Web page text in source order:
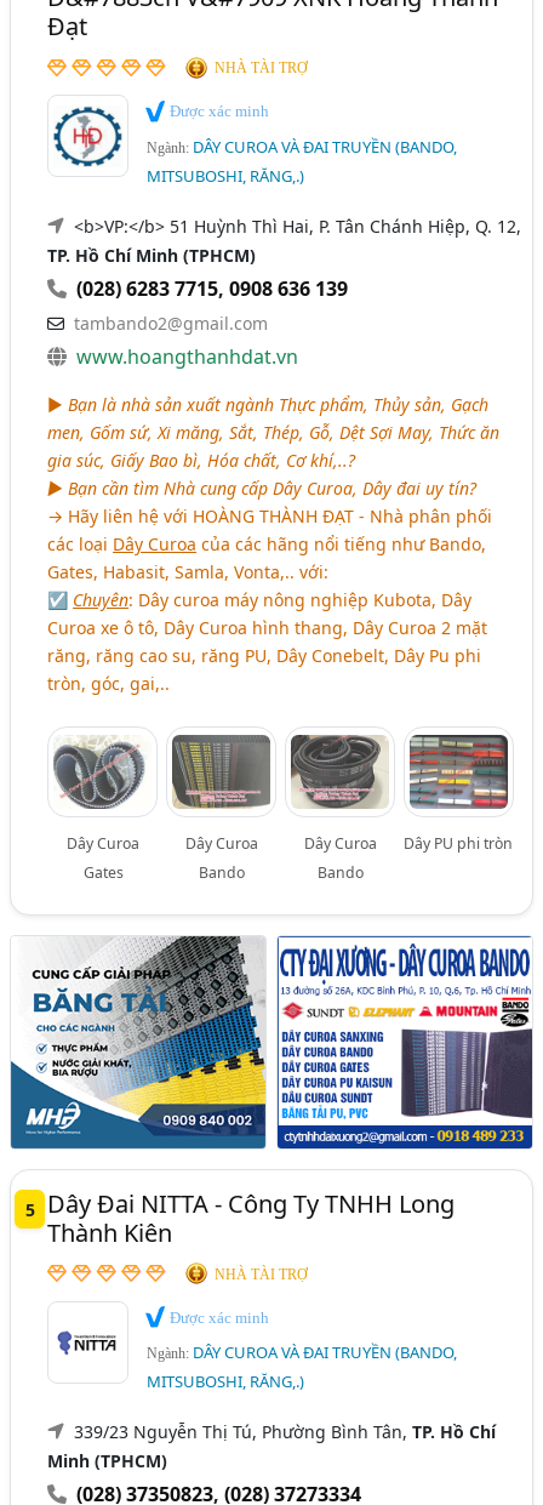
Đạt
NHÀ TÀI TRỢ
Được xác minh
Ngành: DÂY CUROA VÀ ĐAI TRUYỀN (BANDO,
MITSUBOSHI, RĂNG,.)
<b>VP:</b> 51 Huỳnh Thì Hai, P. Tân Chánh Hiệp, Q. 12,
TP. Hồ Chí Minh (TPHCM)
(028) 6283 7715,0908 636 139
tambando2@gmail.com
www.hoangthanhdat.vn
►Bạn là nhà sản xuất ngành Thực phẩm, Thủy sản, Gạch
men, Gốm sứ, Xi măng, Sắt, Thép, Gỗ, Dệt Sợi May, Thức ăn
gia súc, Giấy Bao bì, Hóa chất, Cơ khí,..?
► Bạn cần tìm Nhà cung cấp Dây Curoa, Dây đai uy tín?
→ Hãy liên hệ với HOÀNG THÀNH ĐẠT - Nhà phân phối
các loại Dây Curoa của các hãng nổi tiếng như Bando,
Gates, Habasit, Samla, Vonta,.. với:
☑ Chuyên: Dây curoa máy nông nghiệp Kubota, Dây
Curoa xe ô tô, Dây Curoa hình thang, Dây Curoa 2 mặt
răng, răng cao su, răng PU, Dây Conebelt, Dây Pu phi
tròn, góc, gai,..
Dây Curoa
Gates
Dây Curoa
Bando
Dây Curoa
Bando
Dây PU phi tròn
5
Dây Đai NITTA - Công Ty TNHH Long
Thành Kiên
NHÀ TÀI TRỢ
Được xác minh
Ngành: DÂY CUROA VÀ ĐAI TRUYỀN (BANDO,
MITSUBOSHI, RĂNG,.)
339/23 Nguyễn Thị Tú, Phường Bình Tân,TP. Hồ Chí
Minh (TPHCM)
(028) 37350823,(028) 37273334